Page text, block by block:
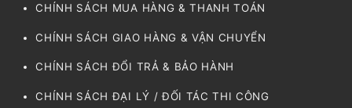
CHÍNH SÁCH MUA HÀNG & THANH TOÁN
CHÍNH SÁCH GIAO HÀNG & VẬN CHUYỂN
CHÍNH SÁCH ĐỔI TRẢ & BẢO HÀNH
CHÍNH SÁCH ĐẠI LÝ / ĐỐI TÁC THI CÔNG